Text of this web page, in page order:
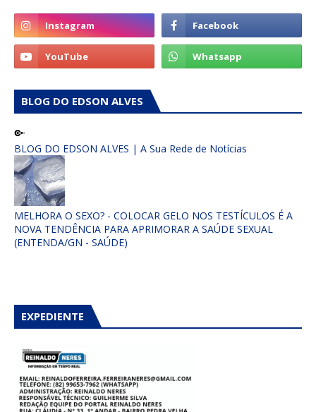
BLOG DO EDSON ALVES
BLOG DO EDSON ALVES | A Sua Rede de Notícias
MELHORA O SEXO? - COLOCAR GELO NOS TESTÍCULOS É A
NOVA TENDÊNCIA PARA APRIMORAR A SAÚDE SEXUAL
(ENTENDA/GN - SAÚDE)
EXPEDIENTE